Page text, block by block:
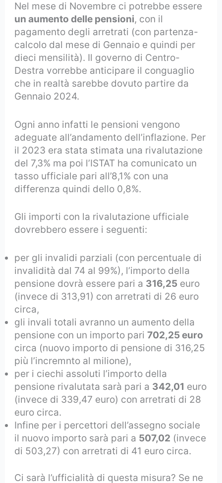
Nel mese di Novembre ci potrebbe essere
un aumento delle pensioni, con il
pagamento degli arretrati (con partenza-
calcolo dal mese di Gennaio e quindi per
dieci mensilità). Il governo di Centro-
Destra vorrebbe anticipare il conguaglio
che in realtà sarebbe dovuto partire da
Gennaio 2024.
Ogni anno infatti le pensioni vengono
adeguate all’andamento dell’inflazione. Per
il 2023 era stata stimata una rivalutazione
del 7,3% ma poi l’ISTAT ha comunicato un
tasso ufficiale pari all’8,1% con una
differenza quindi dello 0,8%.
Gli importi con la rivalutazione ufficiale
dovrebbero essere i seguenti:
per gli invalidi parziali (con percentuale di
invalidità dal 74 al 99%), l’importo della
pensione dovrà essere pari a 316,25 euro
(invece di 313,91) con arretrati di 26 euro
circa,
gli invali totali avranno un aumento della
pensione con un importo pari702,25 euro
circa (nuovo importo di pensione di 316,25
più l’incremnto al milione),
per i ciechi assoluti l’importo della
pensione rivalutata sarà pari a 342,01 euro
(invece di 339,47 euro) con arretrati di 28
euro circa.
Infine per i percettori dell’assegno sociale
il nuovo importo sarà pari a 507,02 (invece
di 503,27) con arretrati di 41 euro circa.
Ci sarà l’ufficialità di questa misura? Se ne